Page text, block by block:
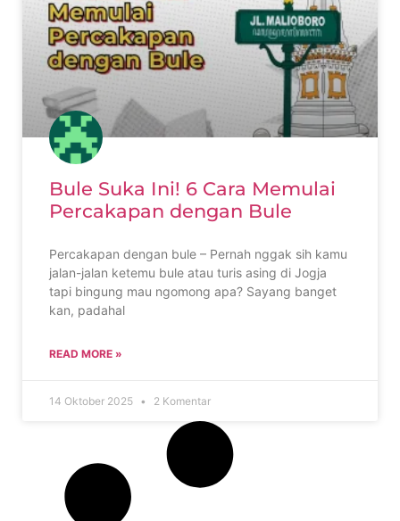
Bule Suka Ini! 6 Cara Memulai
Percakapan dengan Bule
Percakapan dengan bule – Pernah nggak sih kamu
jalan-jalan ketemu bule atau turis asing di Jogja
tapi bingung mau ngomong apa? Sayang banget
kan, padahal
READ MORE »
14 Oktober 2025 2 Komentar